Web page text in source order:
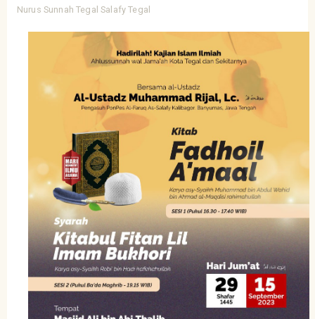
Nurus Sunnah Tegal Salafy Tegal